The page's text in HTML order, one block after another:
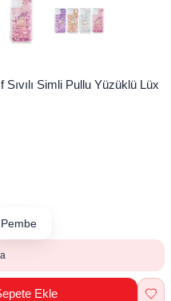
Simli Pullu Yüzüklü Lüx
Pembe
Ekle